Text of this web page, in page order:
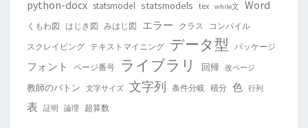
python-docx statsmodel statsmodels tex while文 Word
くもわ図 はじき図 みはじ図 エラー クラス
コンパイル
スクレイピング テキストマイニング データ型 パッケージ
フォント ページ番号 ライブラリ 回帰 改ページ
教師のバトン 文字サイズ 文字列 条件分岐 積分 色 行列
表 証明 論理 超算数